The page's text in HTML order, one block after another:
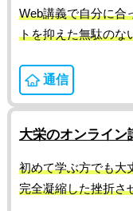
Web講義で自分に合
トを抑えた無駄のな
通信
大栄のオンライン
初めて学ぶ方でも大
完全凝縮した挫折さ